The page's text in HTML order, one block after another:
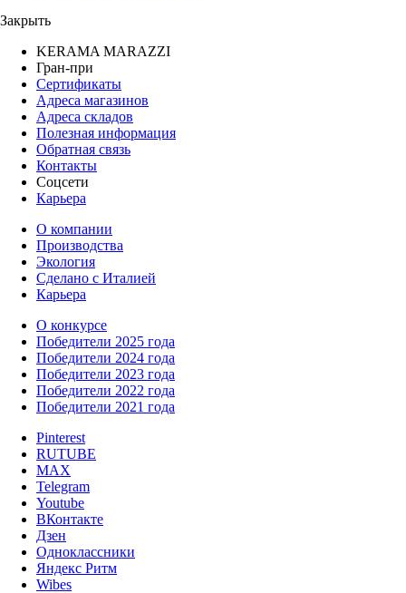
Закрыть
KERAMA MARAZZI
Гран-при
Сертификаты
Адреса магазинов
Адреса складов
Полезная информация
Обратная связь
Контакты
Соцсети
Карьера
О компании
Производства
Экология
Сделано с Италией
Карьера
О конкурсе
Победители 2025 года
Победители 2024 года
Победители 2023 года
Победители 2022 года
Победители 2021 года
Pinterest
RUTUBE
MAX
Telegram
Youtube
ВКонтакте
Дзен
Одноклассники
Яндекс Ритм
Wibes